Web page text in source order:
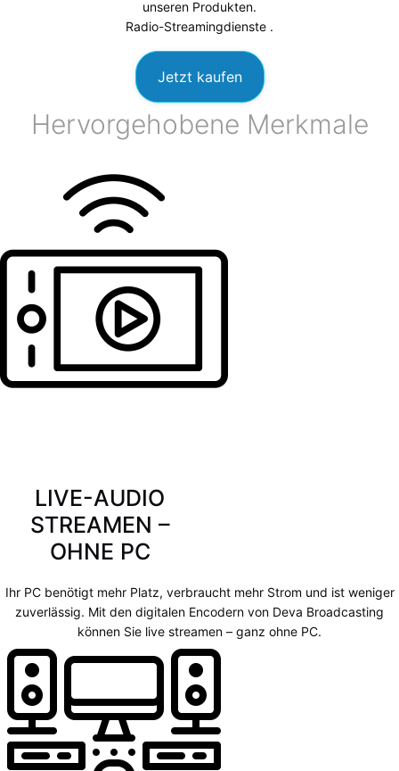
unseren Produkten.
Radio-Streamingdienste .
Jetzt kaufen
Hervorgehobene Merkmale
LIVE-AUDIO
STREAMEN –
OHNE PC
Ihr PC benötigt mehr Platz, verbraucht mehr Strom und ist weniger
zuverlässig. Mit den digitalen Encodern von Deva Broadcasting
können Sie live streamen – ganz ohne PC.